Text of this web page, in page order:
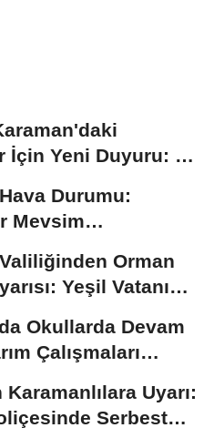
İçin Yeni Duyuru: 11
Durumu:
Mevsim
Orman
Yeşil Vatanı
Okullarda Devam
Çalışmaları
Karamanlılara Uyarı:
Serbest